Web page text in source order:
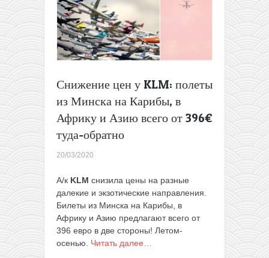
ЮАР
всего
за
350€
туда-
Снижение цен у KLM: полеты
из Минска на Карибы, в
Африку и Азию всего от 396€
туда-обратно
20/03/2020
А/к KLM снизила цены на разные
далекие и экзотические направления.
Билеты из Минска на Карибы, в
Африку и Азию предлагают всего от
396 евро в две стороны! Летом-
осенью. Читать далее…